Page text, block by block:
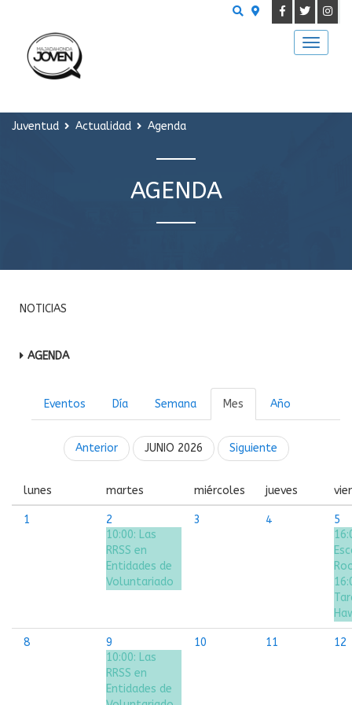
Juventud Actualidad Agenda
AGENDA
NOTICIAS
AGENDA
Eventos Día Semana Mes Año
Anterior JUNIO 2026 Siguiente
lunes martes miércoles jueves
1
2
10:00: Las
RRSS en
Entidades de
Voluntariado
3 4
5
8
9
10:00: Las
RRSS en
Entidades de
10 11 12